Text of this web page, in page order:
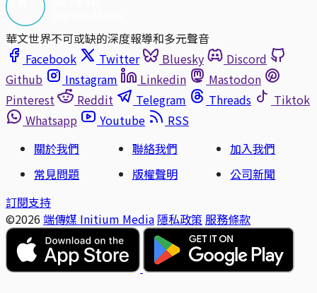
華文世界不可或缺的深度報導和多元聲音
Facebook
Twitter Bluesky
Discord
Github
Instagram Linkedin
Mastodon
Pinterest
Reddit Telegram Threads
Tiktok
Whatsapp
Youtube
RSS
關於我們
聯絡我們
加入我們
常見問題
版權聲明
公司新聞
訂閱支持
©2026 端傳媒 Initium Media 隱私政策 服務條款